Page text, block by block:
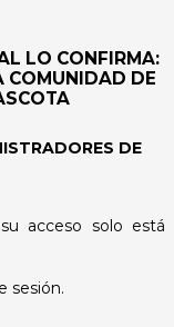
LO CONFIRMA:
COMUNIDAD DE
DE
acceso solo está
sesión.